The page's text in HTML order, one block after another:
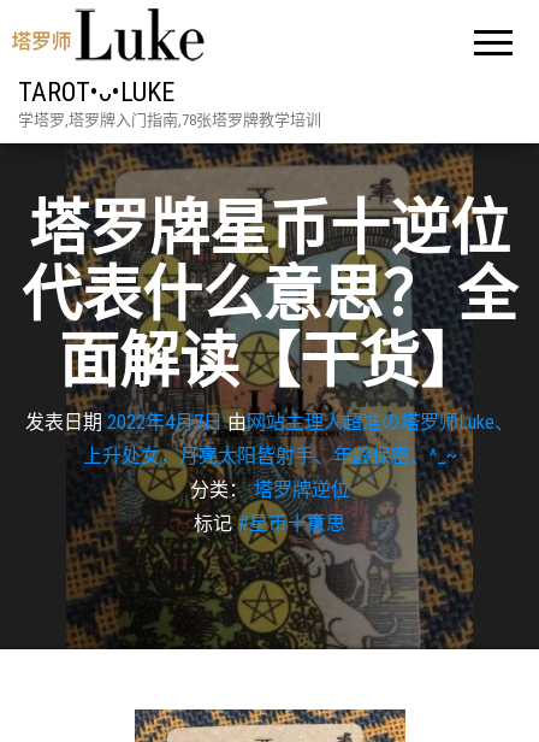
TAROT•ᴗ•LUKE
学塔罗,塔罗牌入门指南,78张塔罗牌教学培训
塔罗牌星币十逆位
代表什么意思？ 全
面解读【干货】
发表日期2022年4月7日由网站主理人超准の塔罗师Luke、
上升处女，月亮太阳皆射手、年龄保密、^_~
分类： 塔罗牌逆位
标记 #星币十意思